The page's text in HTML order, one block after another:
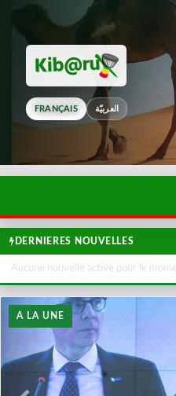
FRANÇAIS العربيّة
DERNIERES NOUVELLES
Aucune nouvelle active pour le
A LA UNE